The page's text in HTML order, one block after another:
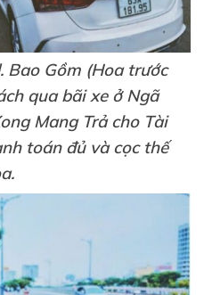
Bao Gồm (Hoa trước
qua bãi xe ở Ngã
Mang Trả cho Tài
toán đủ và cọc thế